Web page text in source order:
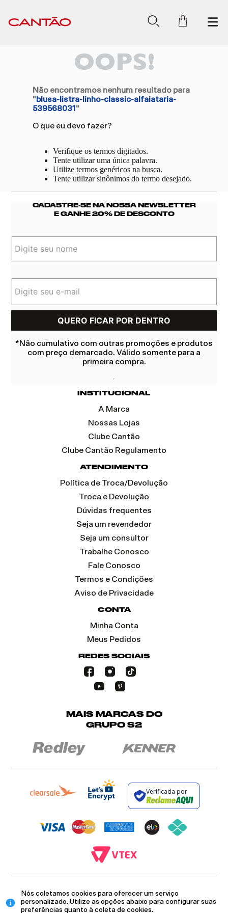
Nós coletamos cookies para oferecer um serviço
personalizado. Utilize as opções abaixo para configurar suas
preferências quanto à coleta de cookies.
OOPS!
Não encontramos nenhum resultado para
"blusa-listra-linho-classic-alfaiataria-
539568031 "
O que eu devo fazer?
Verifique os termos digitados.
Tente utilizar uma única palavra.
Utilize termos genéricos na busca.
Tente utilizar sinônimos do termo desejado.
CADASTRE-SE NA NOSSA NEWSLETTER
E GANHE 20% DE DESCONTO
*Não cumulativo com outras promoções e produtos
com preço demarcado. Válido somente para a
primeira compra.
INSTITUCIONAL
A Marca
Nossas Lojas
Clube Cantão
Clube Cantão Regulamento
ATENDIMENTO
Política de Troca/Devolução
Troca e Devolução
Dúvidas frequentes
Seja um revendedor
Seja um consultor
Trabalhe Conosco
Fale Conosco
Termos e Condições
Aviso de Privacidade
CONTA
Minha Conta
Meus Pedidos
REDES SOCIAIS
MAIS MARCAS DO
GRUPO S2
Verificada por
12.093.445/0002-23
RUA JUMECY RODRIGUES GOMES, 331 - ANEXO 2 - CENTRO - PIRAÍ - RIO DE
JANEIRO. CEP.: 27.175-000